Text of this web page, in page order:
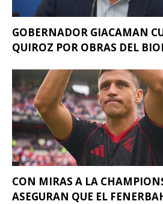
GOBERNADOR GIACAMAN
QUIROZ POR OBRAS DEL
CON MIRAS A LA
ASEGURAN QUE EL